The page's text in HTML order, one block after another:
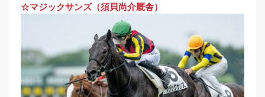
☆マジックサンズ（須貝尚介厩舎）